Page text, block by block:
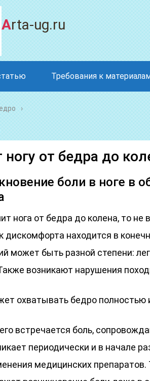
Arta-ug.ru
Требования к
ногу от бедра до
боли в ноге в
нога от бедра до колена, то
дискомфорта находится в
может быть разной степени:
возникают нарушения
охватывать бедро полностью
встречается боль,
периодически и в начале
медицинских